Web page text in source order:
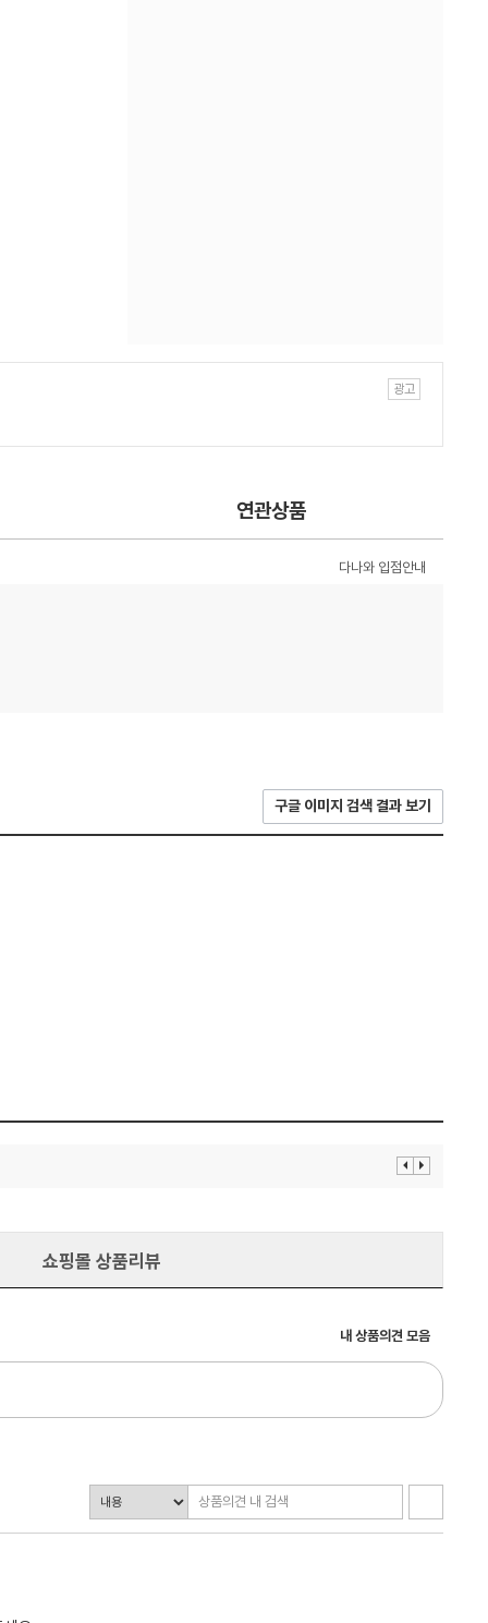
연관상품
다나와 입점안내
구글 이미지 검색 결과 보기
이 다
쇼핑몰 상품리뷰
내 상품의견 모음